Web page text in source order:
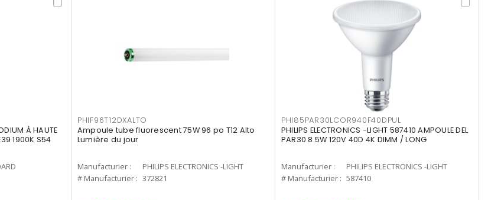
À HAUTE
1900K S54
PHIF96T12DXALTO
Ampoule tube fluorescent 75W 96 po T12 Alto
Lumière du jour
Manufacturier :
PHILIPS ELECTRONICS -LIGHT
# Manufacturier : 372821
PHI85PAR30LCOR940F40DPUL
PHILIPS ELECTRONICS -LIGHT 587410 AMPOULE DEL
PAR30 8.5W 120V 40D 4K DIMM / LONG
Manufacturier :
PHILIPS ELECTRONICS -LIGHT
# Manufacturier : 587410